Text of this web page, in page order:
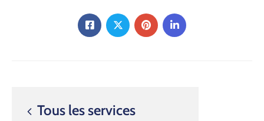
Tous les services